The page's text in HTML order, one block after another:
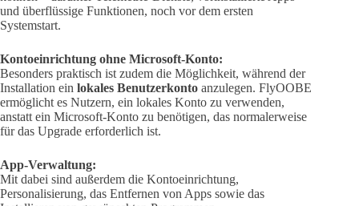
und überflüssige Funktionen, noch vor dem ersten
Systemstart.
Kontoeinrichtung ohne Microsoft-Konto:
Besonders praktisch ist zudem die Möglichkeit, während der
Installation ein lokales Benutzerkonto anzulegen. FlyOOBE
ermöglicht es Nutzern, ein lokales Konto zu verwenden,
anstatt ein Microsoft-Konto zu benötigen, das normalerweise
für das Upgrade erforderlich ist.
App-Verwaltung:
Mit dabei sind außerdem die Kontoeinrichtung,
Personalisierung, das Entfernen von Apps sowie das